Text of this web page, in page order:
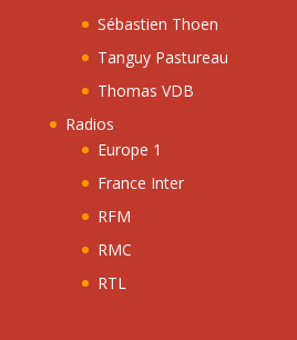
Sébastien Thoen
Tanguy Pastureau
Thomas VDB
Radios
Europe 1
France Inter
RFM
RMC
RTL